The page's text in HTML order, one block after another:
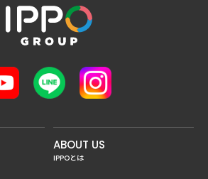
ABOUT US
IPPOとは